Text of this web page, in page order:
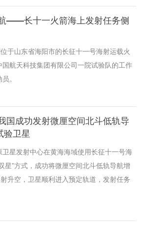
——长十一火箭海上发射任务侧
于山东省海阳市的长征十一号海射运载火
航天科技集团有限公司一院试验队的工作
。
国成功发射微厘空间北斗低轨导
验卫星
星发射中心在黄海海域使用长征十一号海
星”方式，成功将微厘空间北斗低轨导航增
升空，卫星顺利进入预定轨道，发射任务